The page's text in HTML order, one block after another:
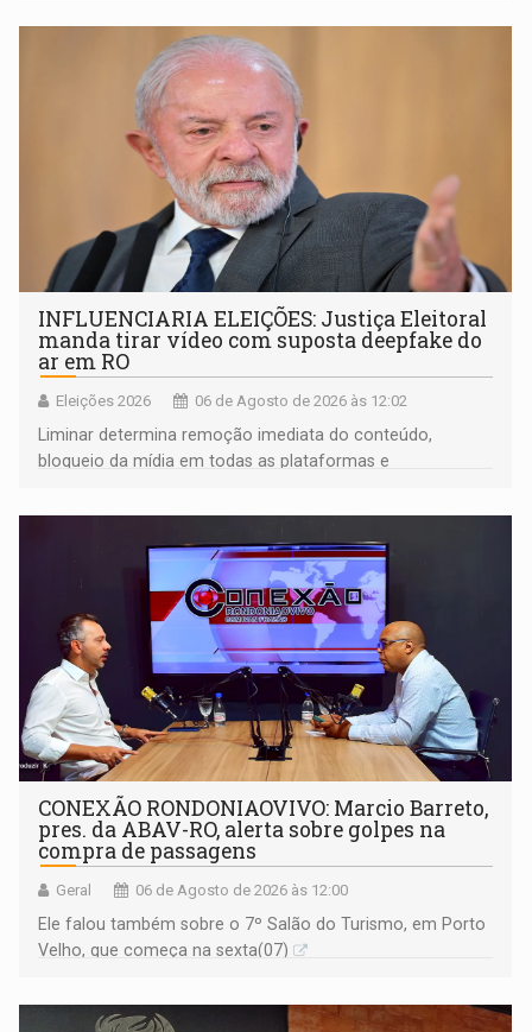
ligação do suspeito com um deputado federal do União
Brasil por Rondônia
INFLUENCIARIA ELEIÇÕES: Justiça Eleitoral
manda tirar vídeo com suposta deepfake do
ar em RO
Eleições 2026 06 de Agosto de 2026 às 12:02
Liminar determina remoção imediata do conteúdo,
bloqueio da mídia em todas as plataformas e
CONEXÃO RONDONIAOVIVO: Marcio Barreto,
pres. da ABAV-RO, alerta sobre golpes na
compra de passagens
Geral 06 de Agosto de 2026 às 12:00
Ele falou também sobre o 7º Salão do Turismo, em Porto
Velho, que começa na sexta(07)